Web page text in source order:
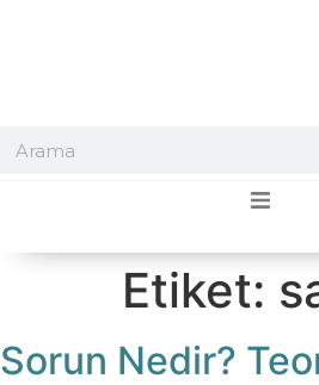
Etiket:
Sorun Nedir?